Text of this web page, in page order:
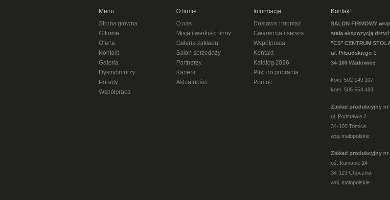
Menu
Strona główna
O firmie
Oferta
Kontakt
Galeria
Dystrybutorzy
Porady
Współpraca
O firmie
O nas
Misja i wartości firmy
Galeria zakładu
Salon sprzedaży
Partnerzy
Kariera
Aktualności
Informacje
Dostawa i montaż
Gwarancja i serwis
Współpraca
Kontakt
Katalog 2026
Pliki do pobrania
Pomoc
Kontakt
SALON FIRMOWY
stałą ekspozycją drzwi
"CS" CENTRUM
ul. Piłsudskiego 1
34-100 Wadowice
kom. 502 149 107
kom. 505 554 483
Zakład produkcyjny nr
ul. Podstawie 2
34-100 Tomice
woj. małopolskie
Zakład produkcyjny nr
oś. Komanie 14
34-123 Chocznia
woj. małopolskie